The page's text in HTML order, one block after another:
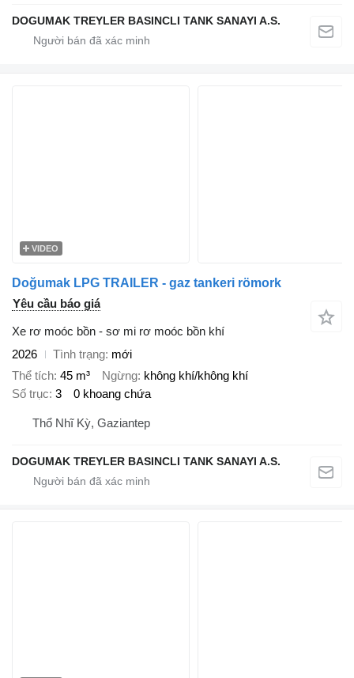
DOGUMAK TREYLER BASINCLI TANK SANAYI A.S.
VIDEO
Doğumak LPG TRAILER - gaz tankeri römork
Yêu cầu báo giá
Xe rơ moóc bồn - sơ mi rơ moóc bồn khí
2026
Tình trạng mới
Thể tích 45 m³ Ngừng không khí/không khí
Số trục 3 0 khoang chứa
Thổ Nhĩ Kỳ, Gaziantep
DOGUMAK TREYLER BASINCLI TANK SANAYI A.S.